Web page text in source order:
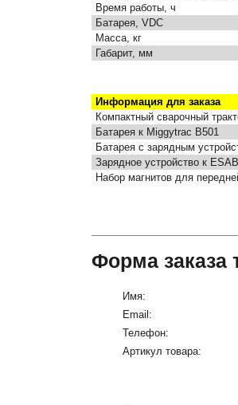
Время работы, ч
Батарея, VDC
Масса, кг
Габарит, мм
Информация для заказа
Компактный сварочный
Батарея к Miggytrac B501
Батарея с зарядным
Зарядное устройство к
Набор магнитов для
Форма заказа
Имя:
Email:
Телефон:
Артикул товара: